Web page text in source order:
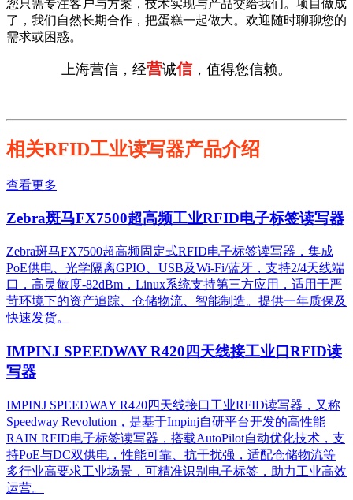
您只需专注客户与方案，技术实现与产品交给我们。项目做成
了，我们自然长期合作，把蛋糕一起做大。欢迎随时聊聊您的
需求或困惑。
上海营信，经营诚信，值得您信赖。
相关RFID工业读写器产品介绍
查看更多
Zebra斑马FX7500超高频工业RFID电子标签读写器
Zebra斑马FX7500超高频固定式RFID电子标签读写器，集成
PoE供电、光学隔离GPIO、USB及Wi-Fi/蓝牙，支持2/4天线端
口，高灵敏度-82dBm，Linux系统支持第三方应用，适用于严
苛环境下的资产追踪、仓储物流、智能制造。提供一年质保及
快速发货。
IMPINJ SPEEDWAY R420四天线接工业口RFID读
写器
IMPINJ SPEEDWAY R420四天线接口工业RFID读写器，又称
Speedway Revolution，是基于Impinj自研平台开发的高性能
RAIN RFID电子标签读写器，搭载AutoPilot自动优化技术，支
持PoE与DC双供电，性能可靠、抗干扰强，适配仓储物流等
多行业高要求工业场景，可精准识别电子标签，助力工业高效
运营。​